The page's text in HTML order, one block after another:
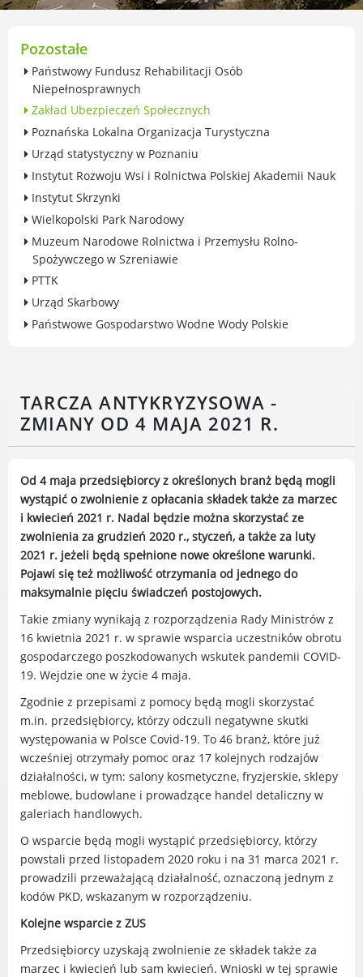
przekształceniowa
Ochrona środowiska
Edukacja ekologiczna
SZYKUJ SIĘ NA ZMIANY KLIMATU
Komunikacja miejska
Rolnictwo
Zwierzęta
Organizacje pozarządowe
Centrum Organizacji Pozarządowych
Karty honorowane w Luboniu
Duża Rodzina
Konsultacje społeczne i ewaluacje
Konkursy miejskie
Fundusze UE i krajowe
BEZPIECZEŃSTWO
Zdrowie
WYBORY
Likwidacja barier - seniorzy i osoby z
niepełnosprawnościami
MIASTO LUBOŃ
Władze Miasta
O mieście
Luboński Szlak Architektury
Przemysłowej
Śladami historii Lubonia
Gry miejskie
Kultura
Komenda Straży Miejskiej Miasta
Luboń
LOSiR
Serwisy mapowe
Informator Miasta Luboń
Ogłoszenia o pracę
Luboniu
TARCZA ANTYKRYZYSOWA -
ZMIANY OD 4 MAJA 2021 R.
Od 4 maja przedsiębiorcy z określonych branż będą mogli
wystąpić o zwolnienie z opłacania składek także za marzec
i kwiecień 2021 r. Nadal będzie można skorzystać ze
zwolnienia za grudzień 2020 r., styczeń, a także za luty
2021 r. jeżeli będą spełnione nowe określone warunki.
Pojawi się też możliwość otrzymania od jednego do
maksymalnie pięciu świadczeń postojowych.
Takie zmiany wynikają z rozporządzenia Rady Ministrów z
16 kwietnia 2021 r. w sprawie wsparcia uczestników obrotu
gospodarczego poszkodowanych wskutek pandemii COVID-
19. Wejdzie one w życie 4 maja.
Zgodnie z przepisami z pomocy będą mogli skorzystać
m.in. przedsiębiorcy, którzy odczuli negatywne skutki
występowania w Polsce Covid-19. To 46 branż, które już
wcześniej otrzymały pomoc oraz 17 kolejnych rodzajów
działalności, w tym: salony kosmetyczne, fryzjerskie, sklepy
meblowe, budowlane i prowadzące handel detaliczny w
galeriach handlowych.
O wsparcie będą mogli wystąpić przedsiębiorcy, którzy
powstali przed listopadem 2020 roku i na 31 marca 2021 r.
prowadzili przeważającą działalność, oznaczoną jednym z
kodów PKD, wskazanym w rozporządzeniu.
Kolejne wsparcie z ZUS
Przedsiębiorcy uzyskają zwolnienie ze składek także za
marzec i kwiecień lub sam kwiecień. Wnioski w tej sprawie
Pozostałe
Państwowy Fundusz Rehabilitacji Osób
Niepełnosprawnych
Zakład Ubezpieczeń Społecznych
Poznańska Lokalna Organizacja Turystyczna
Urząd statystyczny w Poznaniu
Instytut Rozwoju Wsi i Rolnictwa Polskiej Akademii Nauk
Instytut Skrzynki
Wielkopolski Park Narodowy
Muzeum Narodowe Rolnictwa i Przemysłu Rolno-
Spożywczego w Szreniawie
PTTK
Urząd Skarbowy
Państwowe Gospodarstwo Wodne Wody Polskie